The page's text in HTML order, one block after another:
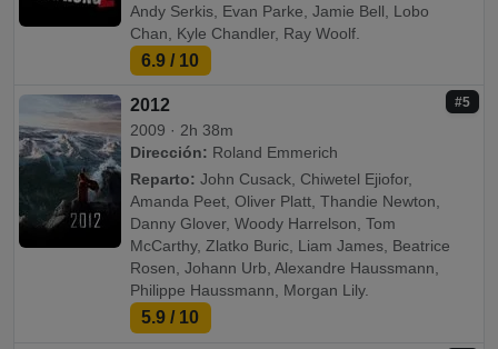
Andy Serkis, Evan Parke, Jamie Bell, Lobo
Chan, Kyle Chandler, Ray Woolf.
6.9 / 10
#5
2012
2009 · 2h 38m
Dirección: Roland Emmerich
Reparto: John Cusack, Chiwetel Ejiofor,
Amanda Peet, Oliver Platt, Thandie Newton,
Danny Glover, Woody Harrelson, Tom
McCarthy, Zlatko Buric, Liam James, Beatrice
Rosen, Johann Urb, Alexandre Haussmann,
Philippe Haussmann, Morgan Lily.
5.9 / 10